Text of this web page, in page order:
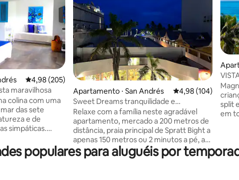
avaliações
4,98 de uma avaliação média de 5, 205 avaliações
4,98 (205)
maravilhosa
colina com uma
das sete
e de
simpáticas.
o que é
total.
Apartamento ⋅ San Andrés 4,98 de uma
4,98 (104)
Sweet Dreams tranquilidade e
relaxamento Apto 401.
Relaxe com a família neste agradável
apartamento, mercado a 200 metros de
distância, praia principal de Spratt Bight a
apenas 150 metros ou 2 minutos a pé, a
apenas 4 quarteirões ou 4 minutos a pé
da zona onde você vai encontrar
Magnífico!!! Wi-
split
em
TV
populares para aluguéis por